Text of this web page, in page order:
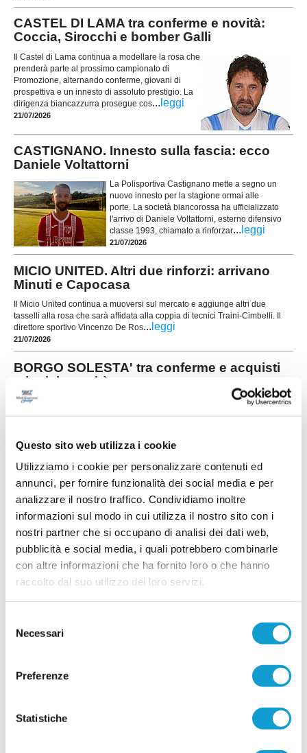
Questo sito web utilizza i cookie
Utilizziamo i cookie per personalizzare contenuti ed
annunci, per fornire funzionalità dei social media e per
analizzare il nostro traffico. Condividiamo inoltre
informazioni sul modo in cui utilizza il nostro sito con i
nostri partner che si occupano di analisi dei dati web,
pubblicità e social media, i quali potrebbero combinarle
con altre informazioni che ha fornito loro o che hanno
raccolto dal suo utilizzo dei loro servizi.
delNecessari
Preferenze
Statistiche
CASTEL DI LAMA tra conferme e novità:
Coccia, Sirocchi e bomber Galli
Il Castel di Lama continua a modellare la rosa che
prenderà parte al prossimo campionato di
Promozione, alternando conferme, giovani di
prospettiva e un innesto di assoluto prestigio. La
dirigenza biancazzurra prosegue cos... leggi
21/07/2026
CASTIGNANO. Innesto sulla fascia: ecco
Daniele Voltattorni
La Polisportiva Castignano mette a segno un
nuovo innesto per la stagione ormai alle
porte. La società biancorossa ha ufficializzato
l'arrivo di Daniele Voltattorni, esterno difensivo
classe 1993, chiamato a rinforzar... leggi
21/07/2026
MICIO UNITED. Altri due rinforzi: arrivano
Minuti e Capocasa
Il Micio United continua a muoversi sul mercato e aggiunge altri due
tasselli alla rosa che sarà affidata alla coppia di tecnici Traini-Cimbelli. Il
direttore sportivo Vincenzo De Ros... leggi
21/07/2026
BORGO SOLESTA' tra conferme e acquisti
mirati: le novità
ASCOLI PICENO. Il Borgo Solestà getta solide
tasso tecnico e competitivo della rosa. La società
organico...leggi
17/07/2026
CASTEL DI LAMA al lavoro: primo summit
Primo incontro operativo in vista della nuova
stagione sportiva per il Castel di Lama. Lunedì
sera si è svolta una riunione di programmazione
che ha visto seduti allo stesso tavolo la... leggi
CROCE DI CASALE. Si accende il mercato:
in attacco arriva Papa Ndiour
di Casale, società neo promossa in Seconda
categoria. Nelle ultime ore la dirigenza bianco-
un attaccante dal notevole potenziale come
Abdoulaye Papa Ndiour.